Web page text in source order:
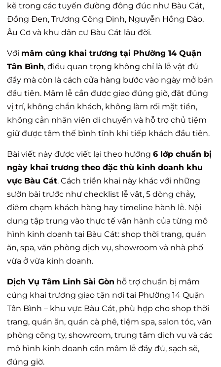
kẽ trong các tuyến đường đông đúc như Bàu Cát,
Đồng Đen, Trương Công Định, Nguyễn Hồng Đào,
Âu Cơ và khu dân cư Bàu Cát lâu đời.
Với mâm cúng khai trương tại Phường 14 Quận
Tân Bình, điều quan trọng không chỉ là lễ vật đủ
đầy mà còn là cách cửa hàng bước vào ngày mở bán
đầu tiên. Mâm lễ cần được giao đúng giờ, đặt đúng
vị trí, không chắn khách, không làm rối mặt tiền,
không cản nhân viên di chuyển và hỗ trợ chủ tiệm
giữ được tâm thế bình tĩnh khi tiếp khách đầu tiên.
Bài viết này được viết lại theo hướng 6 lớp chuẩn bị
ngày khai trương theo đặc thù kinh doanh khu
vực Bàu Cát. Cách triển khai này khác với những
sườn bài trước như checklist lễ vật, 5 dòng chảy,
điểm chạm khách hàng hay timeline hành lễ. Nội
dung tập trung vào thực tế vận hành của từng mô
hình kinh doanh tại Bàu Cát: shop thời trang, quán
ăn, spa, văn phòng dịch vụ, showroom và nhà phố
vừa ở vừa kinh doanh.
Dịch Vụ Tâm Linh Sài Gòn hỗ trợ chuẩn bị mâm
cúng khai trương giao tận nơi tại Phường 14 Quận
Tân Bình – khu vực Bàu Cát, phù hợp cho shop thời
trang, quán ăn, quán cà phê, tiệm spa, salon tóc, văn
phòng công ty, showroom, trung tâm dịch vụ và các
mô hình kinh doanh cần mâm lễ đầy đủ, sạch sẽ,
đúng giờ.